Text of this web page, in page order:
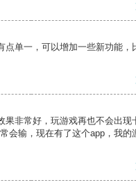
点单一，可以增加一些新功能，
果非常好，玩游戏再也不会出现
会输，现在有了这个app，我的